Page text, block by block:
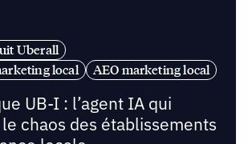
Uberall
local
AEO marketing local
UB-I : l’agent IA qui
chaos des établissements